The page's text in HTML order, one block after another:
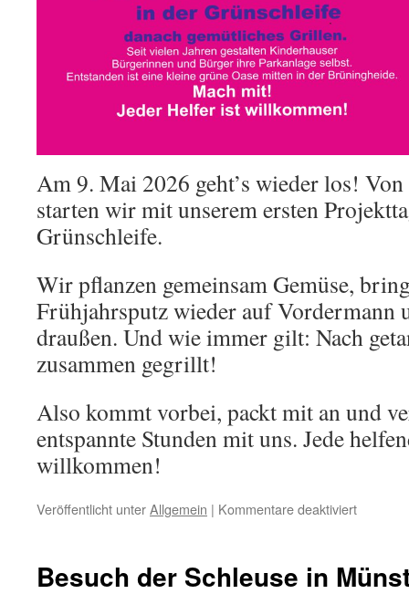
Am 9. Mai 2026 geht’s wieder los!
starten wir mit unserem ersten
Grünschleife.
Wir pflanzen gemeinsam Gemüse,
Frühjahrsputz wieder auf Vordermann
draußen. Und wie immer gilt: Nach
zusammen gegrillt!
Also kommt vorbei, packt mit an und
entspannte Stunden mit uns. Jede
willkommen!
Veröffentlicht unterAllgemein | Kommentare deaktiviertfür
Besuch der Schleuse in